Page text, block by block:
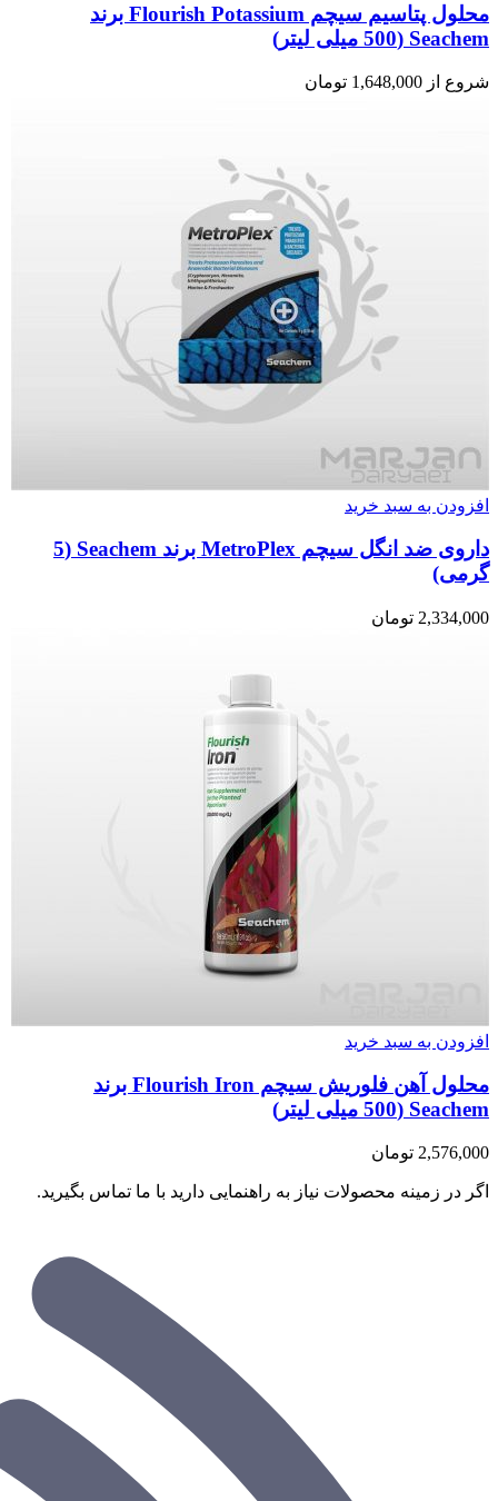
محلول پتاسیم سیچم Flourish Potassium برند
Seachem (500 میلی لیتر)
شروع از 1,648,000 تومان
افزودن به سبد خرید
داروی ضد انگل سیچم MetroPlex برند Seachem (5
گرمی)
2,334,000 تومان
افزودن به سبد خرید
محلول آهن فلوریش سیچم Flourish Iron برند
Seachem (500 میلی لیتر)
2,576,000 تومان
اگر در زمینه محصولات نیاز به راهنمایی دارید با ما تماس بگیرید.